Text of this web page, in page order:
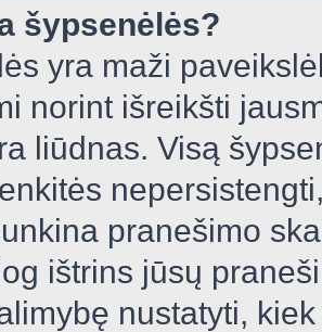
šypsenėlės?
yra maži
norint išreikšti
liūdnas. Visą
pranešimo
ištrins jūsų
nustatyti,